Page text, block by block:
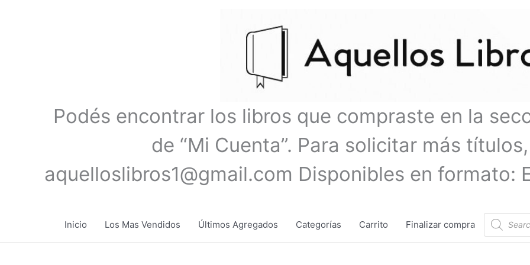
Podés encontrar los libros que compraste en la
de “Mi Cuenta”. Para solicitar más
aquelloslibros1@gmail.com Disponibles en formato:
Inicio Los Mas Vendidos Últimos Agregados Categorías Carrito Finalizar compra
Búsqueda
de
productos